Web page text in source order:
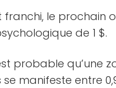
franchi, le prochain
de 1 $.
probable qu’une
manifeste entre